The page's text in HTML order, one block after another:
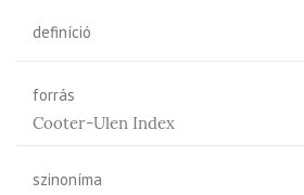
definíció
forrás
Cooter-Ulen Index
szinoníma